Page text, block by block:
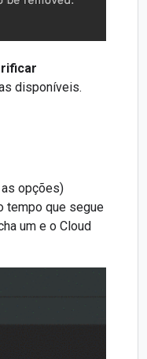
disponíveis.
opções)
tempo que segue
um e o Cloud